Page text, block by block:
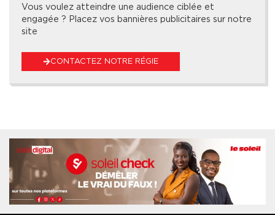
Vous voulez atteindre une audience ciblée et
engagée ? Placez vos bannières publicitaires sur notre
site
CONTACTEZ NOTRE RÉGIE